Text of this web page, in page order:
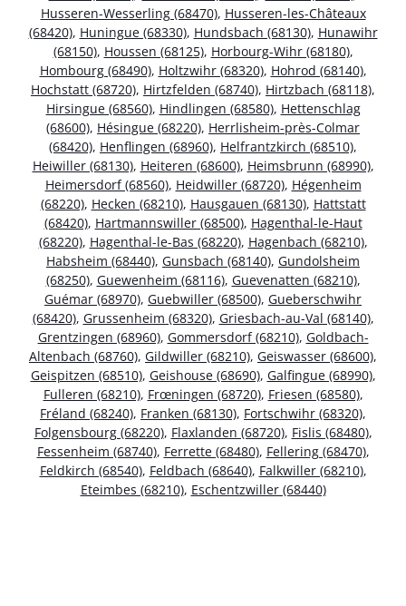
Husseren-Wesserling (68470), Husseren-les-Châteaux
(68420), Huningue (68330), Hundsbach (68130), Hunawihr
(68150), Houssen (68125), Horbourg-Wihr (68180),
Hombourg (68490), Holtzwihr (68320), Hohrod (68140),
Hochstatt (68720), Hirtzfelden (68740), Hirtzbach (68118),
Hirsingue (68560), Hindlingen (68580), Hettenschlag
(68600), Hésingue (68220), Herrlisheim-près-Colmar
(68420), Henflingen (68960), Helfrantzkirch (68510),
Heiwiller (68130), Heiteren (68600), Heimsbrunn (68990),
Heimersdorf (68560), Heidwiller (68720), Hégenheim
(68220), Hecken (68210), Hausgauen (68130), Hattstatt
(68420), Hartmannswiller (68500), Hagenthal-le-Haut
(68220), Hagenthal-le-Bas (68220), Hagenbach (68210),
Habsheim (68440), Gunsbach (68140), Gundolsheim
(68250), Guewenheim (68116), Guevenatten (68210),
Guémar (68970), Guebwiller (68500), Gueberschwihr
(68420), Grussenheim (68320), Griesbach-au-Val (68140),
Grentzingen (68960), Gommersdorf (68210), Goldbach-
Altenbach (68760), Gildwiller (68210), Geiswasser (68600),
Geispitzen (68510), Geishouse (68690), Galfingue (68990),
Fulleren (68210), Frœningen (68720), Friesen (68580),
Fréland (68240), Franken (68130), Fortschwihr (68320),
Folgensbourg (68220), Flaxlanden (68720), Fislis (68480),
Fessenheim (68740), Ferrette (68480), Fellering (68470),
Feldkirch (68540), Feldbach (68640), Falkwiller (68210),
Eteimbes (68210), Eschentzwiller (68440)